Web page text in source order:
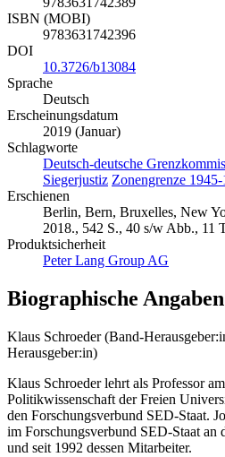
ISBN (MOBI)
9783631742396
DOI
10.3726/b13084
Sprache
Deutsch
Erscheinungsdatum
2019 (Januar)
Schlagworte
Deutsch-deutsche
Siegerjustiz Zonengrenze
Erschienen
Berlin, Bern, Bruxelles, New
2018., 542 S., 40 s/w Abb., 11
Produktsicherheit
Peter Lang Group AG
Biographische Angaben
Klaus Schroeder (Band-
Herausgeber:in)
Klaus Schroeder lehrt als Professor
Politikwissenschaft der Freien
den Forschungsverbund SED-Staat.
im Forschungsverbund SED-Staat an
und seit 1992 dessen Mitarbeiter.